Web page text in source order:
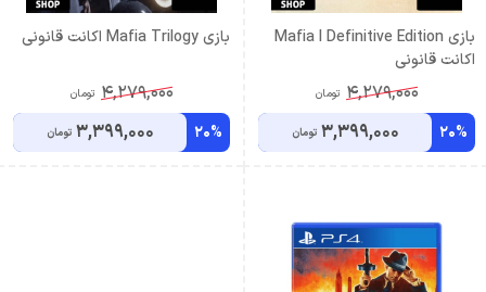
بازی Mafia I Definitive Edition
اکانت قانونی
4,279,000 تومان
20%
3,399,000 تومان
بازی Mafia Trilogy اکانت قانونی
4,279,000 تومان
20%
3,399,000 تومان